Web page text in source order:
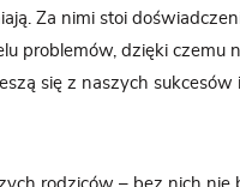
Za nimi stoi
problemów, dzięki czemu
się z naszych sukcesów